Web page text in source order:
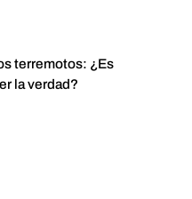
terremotos: ¿Es
la verdad?